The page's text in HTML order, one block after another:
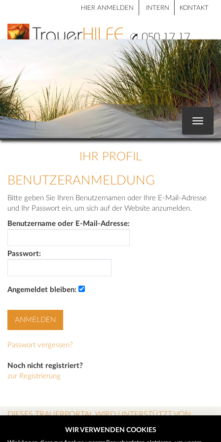
HIER ANMELDEN INTERN KONTAKT
Toggle
IHR PROFIL
BENUTZERANMELDUNG
Bitte geben Sie Ihren Benutzernamen oder Ihre E-Mail-Adresse
und Ihr Passwort ein, um sich auf der Website anzumelden.
Benutzername oder E-Mail-Adresse:
Passwort:
Angemeldet bleiben:
Passwort vergessen?
Noch nicht registriert?
zur Registrierung
DIESES TRAUERPORTAL WIRD UNTERSTÜTZT VON
WIR VERWENDEN COOKIES